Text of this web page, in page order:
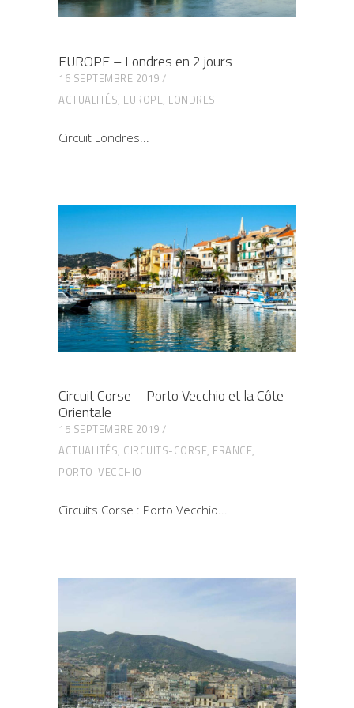
EUROPE – Londres en 2 jours
16 SEPTEMBRE 2019
ACTUALITÉS, EUROPE, LONDRES
Circuit Londres
Circuit Corse – Porto Vecchio et la Côte
Orientale
15 SEPTEMBRE 2019
ACTUALITÉS, CIRCUITS-CORSE, FRANCE,
PORTO-VECCHIO
Circuits Corse : Porto Vecchio